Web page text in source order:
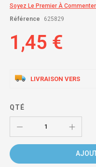
of
images
Soyez Le Premier À
Référence
625829
1,45 €
LIVRAISON VERS
QTÉ